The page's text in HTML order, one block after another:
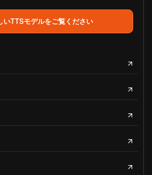
いTTSモデルをご覧ください